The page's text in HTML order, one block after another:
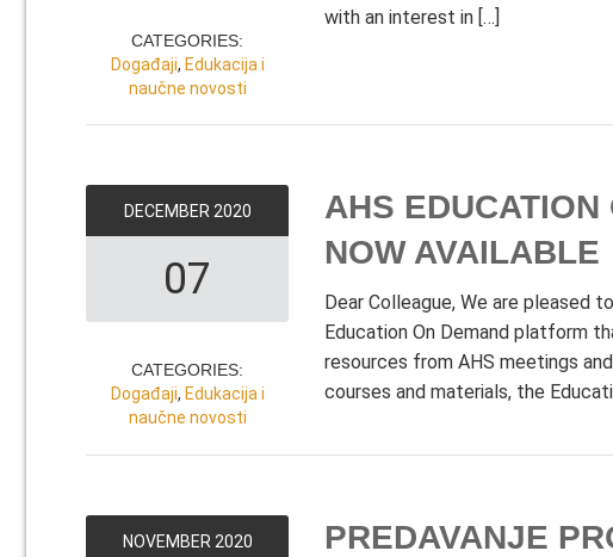
CATEGORIES:
Događaji, Edukacija i
naučne novosti
with an interest in […]
DECEMBER 2020
07
CATEGORIES:
Događaji, Edukacija i
naučne novosti
AHS
NOW AVAILABLE
Dear Colleague, We are pleased
Education On Demand platform
resources from AHS meetings
courses and materials, the
NOVEMBER 2020
PREDAVANJE